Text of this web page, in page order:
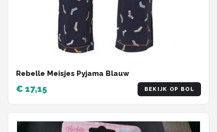
Rebelle Meisjes Pyjama Blauw
€ 17,15 BEKIJK OP BOL